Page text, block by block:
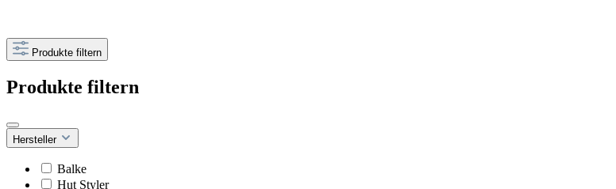
Produkte filtern
Produkte filtern
Hersteller
Balke
Hut Styler